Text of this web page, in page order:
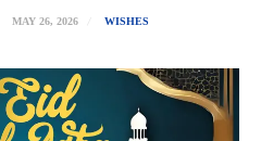
MAY 26, 2026 WISHES